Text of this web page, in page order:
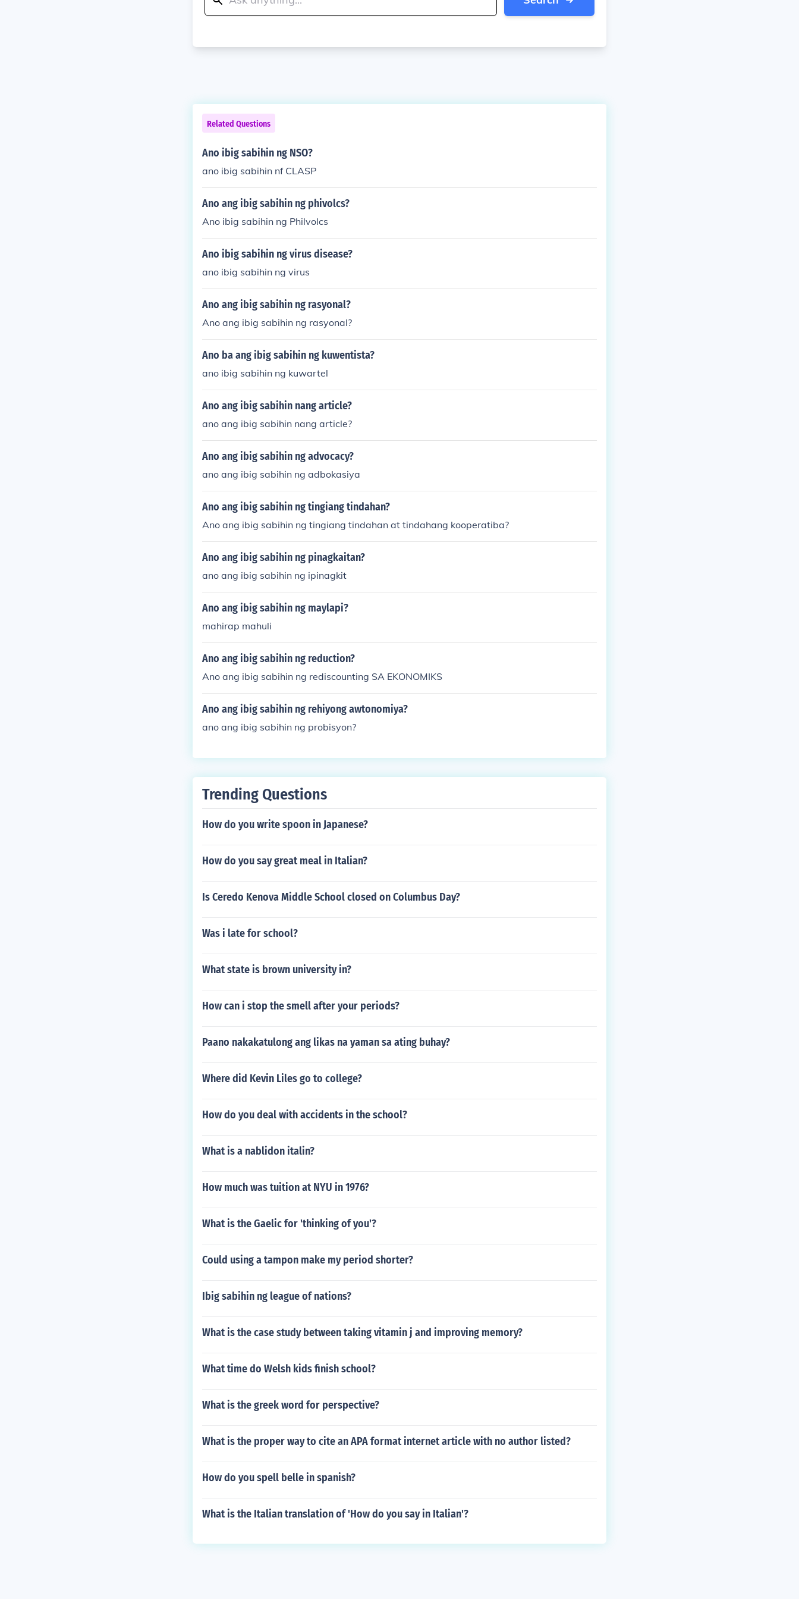
Related Questions
Ano ibig sabihin ng NSO?
ano ibig sabihin nf CLASP
Ano ang ibig sabihin ng phivolcs?
Ano ibig sabihin ng Philvolcs
Ano ibig sabihin ng virus disease?
ano ibig sabihin ng virus
Ano ang ibig sabihin ng rasyonal?
Ano ang ibig sabihin ng rasyonal?
Ano ba ang ibig sabihin ng kuwentista?
ano ibig sabihin ng kuwartel
Ano ang ibig sabihin nang article?
ano ang ibig sabihin nang article?
Ano ang ibig sabihin ng advocacy?
ano ang ibig sabihin ng adbokasiya
Ano ang ibig sabihin ng tingiang tindahan?
Ano ang ibig sabihin ng tingiang tindahan at tindahang kooperatiba?
Ano ang ibig sabihin ng pinagkaitan?
ano ang ibig sabihin ng ipinagkit
Ano ang ibig sabihin ng maylapi?
mahirap mahuli
Ano ang ibig sabihin ng reduction?
Ano ang ibig sabihin ng rediscounting SA EKONOMIKS
Ano ang ibig sabihin ng rehiyong awtonomiya?
ano ang ibig sabihin ng probisyon?
Trending Questions
How do you write spoon in Japanese?
How do you say great meal in Italian?
Is Ceredo Kenova Middle School closed on Columbus Day?
Was i late for school?
What state is brown university in?
How can i stop the smell after your periods?
Paano nakakatulong ang likas na yaman sa ating buhay?
Where did Kevin Liles go to college?
How do you deal with accidents in the school?
What is a nablidon italin?
How much was tuition at NYU in 1976?
What is the Gaelic for 'thinking of you'?
Could using a tampon make my period shorter?
Ibig sabihin ng league of nations?
What is the case study between taking vitamin j and improving memory?
What time do Welsh kids finish school?
What is the greek word for perspective?
What is the proper way to cite an APA format internet article with no author listed?
How do you spell belle in spanish?
What is the Italian translation of 'How do you say in Italian'?